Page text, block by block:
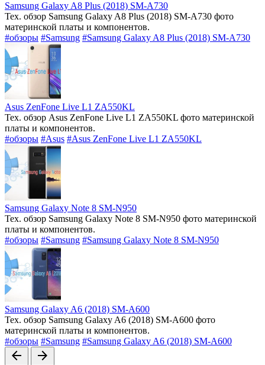
Samsung Galaxy A8 Plus (2018) SM-A730
Тех. обзор Samsung Galaxy A8 Plus (2018) SM-A730 фото
материнской платы и компонентов.
#обзоры #Samsung #Samsung Galaxy A8 Plus (2018) SM-A730
Asus ZenFone Live L1 ZA550KL
Тех. обзор Asus ZenFone Live L1 ZA550KL фото материнской
платы и компонентов.
#обзоры #Asus #Asus ZenFone Live L1 ZA550KL
Samsung Galaxy Note 8 SM-N950
Тех. обзор Samsung Galaxy Note 8 SM-N950 фото материнской
платы и компонентов.
#обзоры #Samsung #Samsung Galaxy Note 8 SM-N950
Samsung Galaxy A6 (2018) SM-A600
Тех. обзор Samsung Galaxy A6 (2018) SM-A600 фото
материнской платы и компонентов.
#обзоры #Samsung #Samsung Galaxy A6 (2018) SM-A600
arrow_back arrow_forward